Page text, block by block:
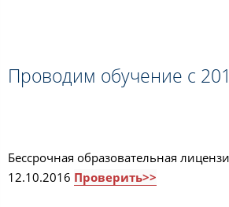
Проводим обучение с
Бессрочная образовательная
12.10.2016 Проверить>>